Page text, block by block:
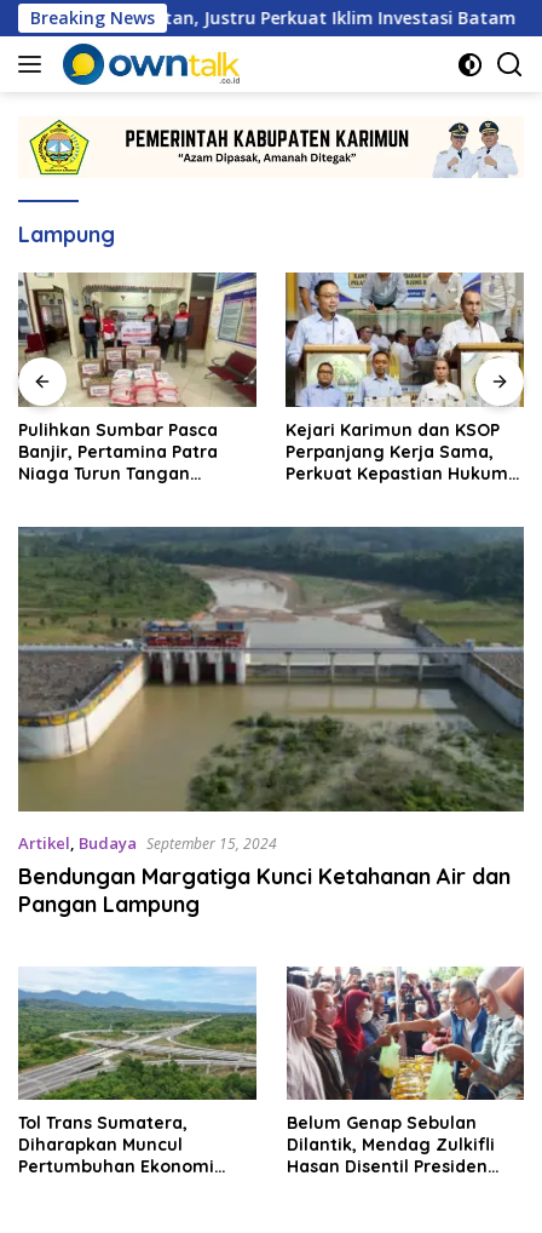
Langsung
ke
konten
Breaking News
Hambatan, Justru Perkuat Iklim Investasi Batam
Lampung
Pulihkan Sumbar Pasca
Banjir, Pertamina Patra
Niaga Turun Tangan
Kejari Karimun dan KSOP
Perpanjang Kerja Sama,
Perkuat Kepastian Hukum
Artikel, Budaya September 15, 2024
Bendungan Margatiga Kunci Ketahanan Air dan
Pangan Lampung
Tol Trans Sumatera,
Diharapkan Muncul
Pertumbuhan Ekonomi
Belum Genap Sebulan
Dilantik, Mendag Zulkifli
Hasan Disentil Presiden